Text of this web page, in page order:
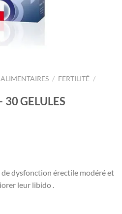
/ FERTILITÉ /
GELULES
dysfonction érectile modéré et
leur libido .